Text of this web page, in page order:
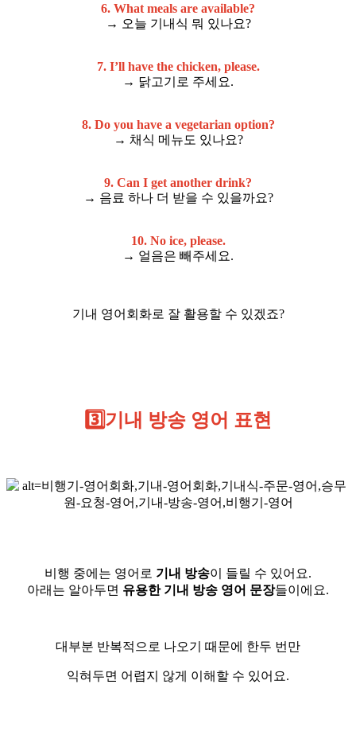
6. What meals are available?
→ 오늘 기내식 뭐 있나요?
7. I’ll have the chicken, please.
→ 닭고기로 주세요.
8. Do you have a vegetarian option?
→ 채식 메뉴도 있나요?
9. Can I get another drink?
→ 음료 하나 더 받을 수 있을까요?
10. No ice, please.
→ 얼음은 빼주세요.
기내 영어회화로 잘 활용할 수 있겠죠?
3️⃣기내 방송 영어 표현
비행 중에는 영어로 기내 방송이 들릴 수 있어요.
아래는 알아두면 유용한 기내 방송 영어 문장들이에요.
대부분 반복적으로 나오기 때문에 한두 번만
익혀두면 어렵지 않게 이해할 수 있어요.